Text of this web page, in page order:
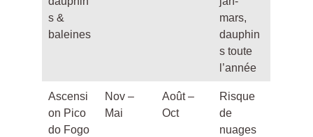
s &
baleines
mars,
dauphin
s toute
l’année
Ascensi
on Pico
do Fogo
Nov –
Mai
Août –
Oct
Risque
de
nuages